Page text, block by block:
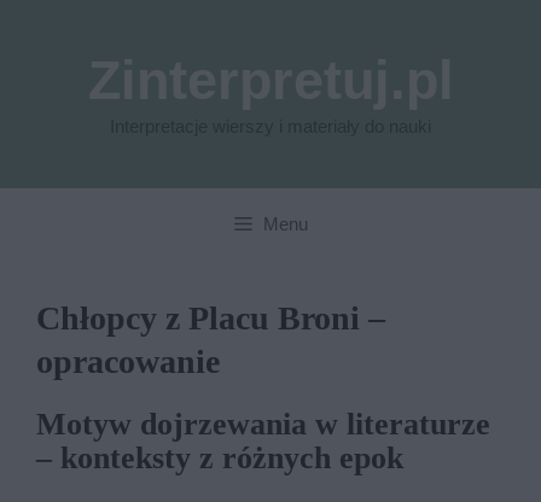
Menu
Chłopcy z Placu Broni –
opracowanie
Motyw dojrzewania w literaturze
– konteksty z różnych epok